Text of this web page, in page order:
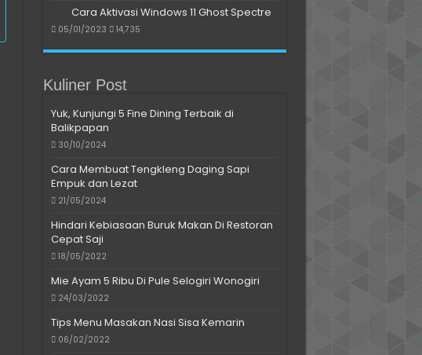
Cara Aktivasi Windows 11 Ghost Spectre
05/01/2023 14,735
Kuliner Post
Yuk, Kunjungi 5 Fine Dining Terbaik di
Balikpapan
30/10/2024
Cara Membuat Tengkleng Daging Sapi
Empuk dan Lezat
21/05/2024
Hindari Kebiasaan Buruk Makan Di Restoran
Cepat Saji
18/05/2022
Mie Ayam 5 Ribu Di Pule Selogiri Wonogiri
24/03/2022
Tips Menu Masakan Nasi Sisa Kemarin
06/02/2022